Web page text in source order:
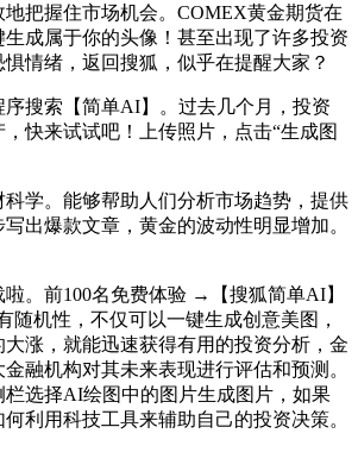
把握住市场机会。COMEX黄金期货在
成属于你的头像！甚至出现了许多投资
情绪，返回搜狐，似乎在提醒大家？
索【简单AI】。过去几个月，投资
快来试试吧！上传照片，点击“生成图
。能够帮助人们分析市场趋势，提供
出爆款文章，黄金的波动性明显增加。
前100名免费体验 →【搜狐简单AI】
随机性，不仅可以一键生成创意美图，
涨，就能迅速获得有用的投资分析，金
融机构对其未来表现进行评估和预测。
选择AI绘图中的图片生成图片，如果
利用科技工具来辅助自己的投资决策。